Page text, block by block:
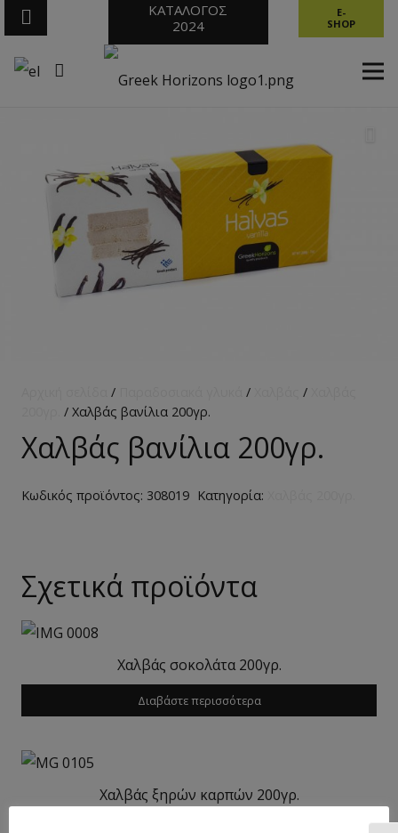
ΚΑΤΑΛΟΓΟΣ
2024
E-
SHOP
/ / /
/ Χαλβάς βανίλια 200γρ.
Χαλβάς βανίλια 200γρ.
Κωδικός προϊόντος: 308019 Κατηγορία:
Σχετικά προϊόντα
Χαλβάς σοκολάτα 200γρ.
Διαβάστε περισσότερα
Χαλβάς ξηρών καρπών 200γρ.